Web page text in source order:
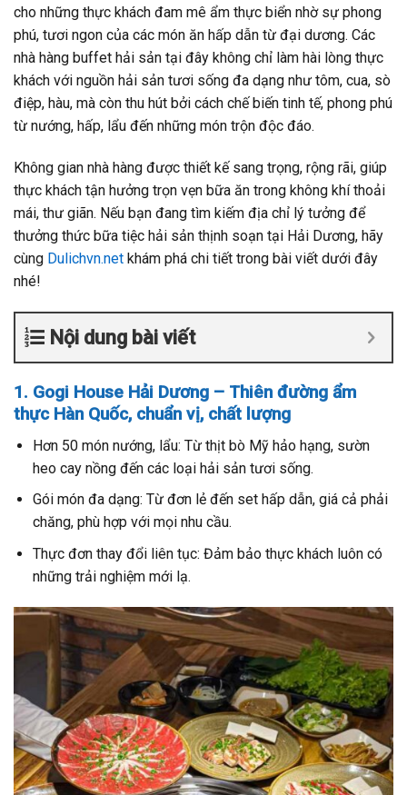
cho những thực khách đam mê ẩm thực biển nhờ sự phong
phú, tươi ngon của các món ăn hấp dẫn từ đại dương. Các
nhà hàng buffet hải sản tại đây không chỉ làm hài lòng thực
khách với nguồn hải sản tươi sống đa dạng như tôm, cua, sò
điệp, hàu, mà còn thu hút bởi cách chế biến tinh tế, phong phú
từ nướng, hấp, lẩu đến những món trộn độc đáo.
Không gian nhà hàng được thiết kế sang trọng, rộng rãi, giúp
thực khách tận hưởng trọn vẹn bữa ăn trong không khí thoải
mái, thư giãn. Nếu bạn đang tìm kiếm địa chỉ lý tưởng để
thưởng thức bữa tiệc hải sản thịnh soạn tại Hải Dương, hãy
cùng Dulichvn.net khám phá chi tiết trong bài viết dưới đây
nhé!
Nội dung bài viết
1. Gogi House Hải Dương – Thiên đường ẩm
thực Hàn Quốc, chuẩn vị, chất lượng
Hơn 50 món nướng, lẩu: Từ thịt bò Mỹ hảo hạng, sườn
heo cay nồng đến các loại hải sản tươi sống.
Gói món đa dạng: Từ đơn lẻ đến set hấp dẫn, giá cả phải
chăng, phù hợp với mọi nhu cầu.
Thực đơn thay đổi liên tục: Đảm bảo thực khách luôn có
những trải nghiệm mới lạ.